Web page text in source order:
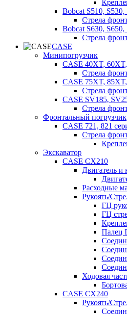
Bobcat S510,
Стрела
Bobcat S630, S650,
Стрела
CASE
Минипогрузчик
CASE 40XT,
Стрела
CASE 75XT,
Стрела
CASE SV185,
Стрела
Фронтальный погрузчик
CASE 721, 821
Стрела
Экскаватор
CASE CX210
Двигатель и
Расходные
Рукоять/
ГЦ
ГЦ
Палец
Ходовая
CASE CX240
Рукоять/